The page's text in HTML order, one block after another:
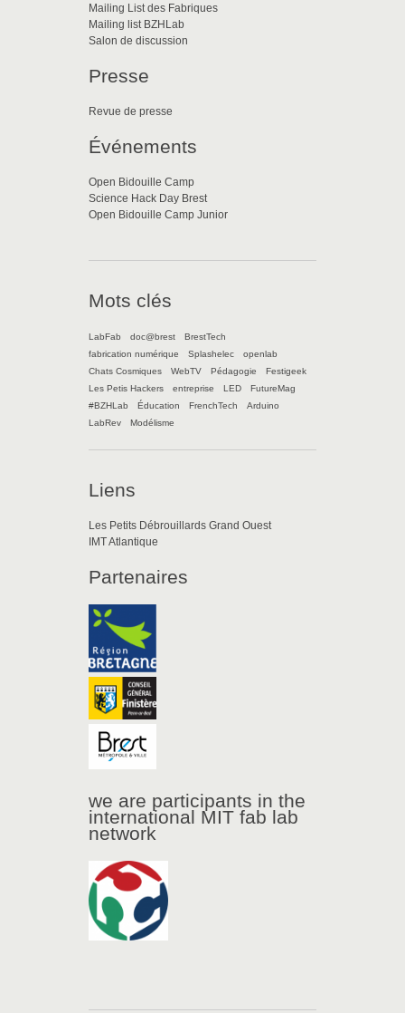
Mailing List des Fabriques
Mailing list BZHLab
Salon de discussion
Presse
Revue de presse
Événements
Open Bidouille Camp
Science Hack Day Brest
Open Bidouille Camp Junior
Mots clés
LabFab doc@brest
BrestTech
fabrication numérique
Splashelec
openlab
Chats Cosmiques
WebTV Pédagogie
Festigeek
Les Petis Hackers
entreprise LED
FutureMag
#BZHLab
Éducation FrenchTech
Arduino
LabRev
Modélisme
Liens
Les Petits Débrouillards Grand Ouest
IMT Atlantique
Partenaires
we are participants in the
international MIT fab lab
network